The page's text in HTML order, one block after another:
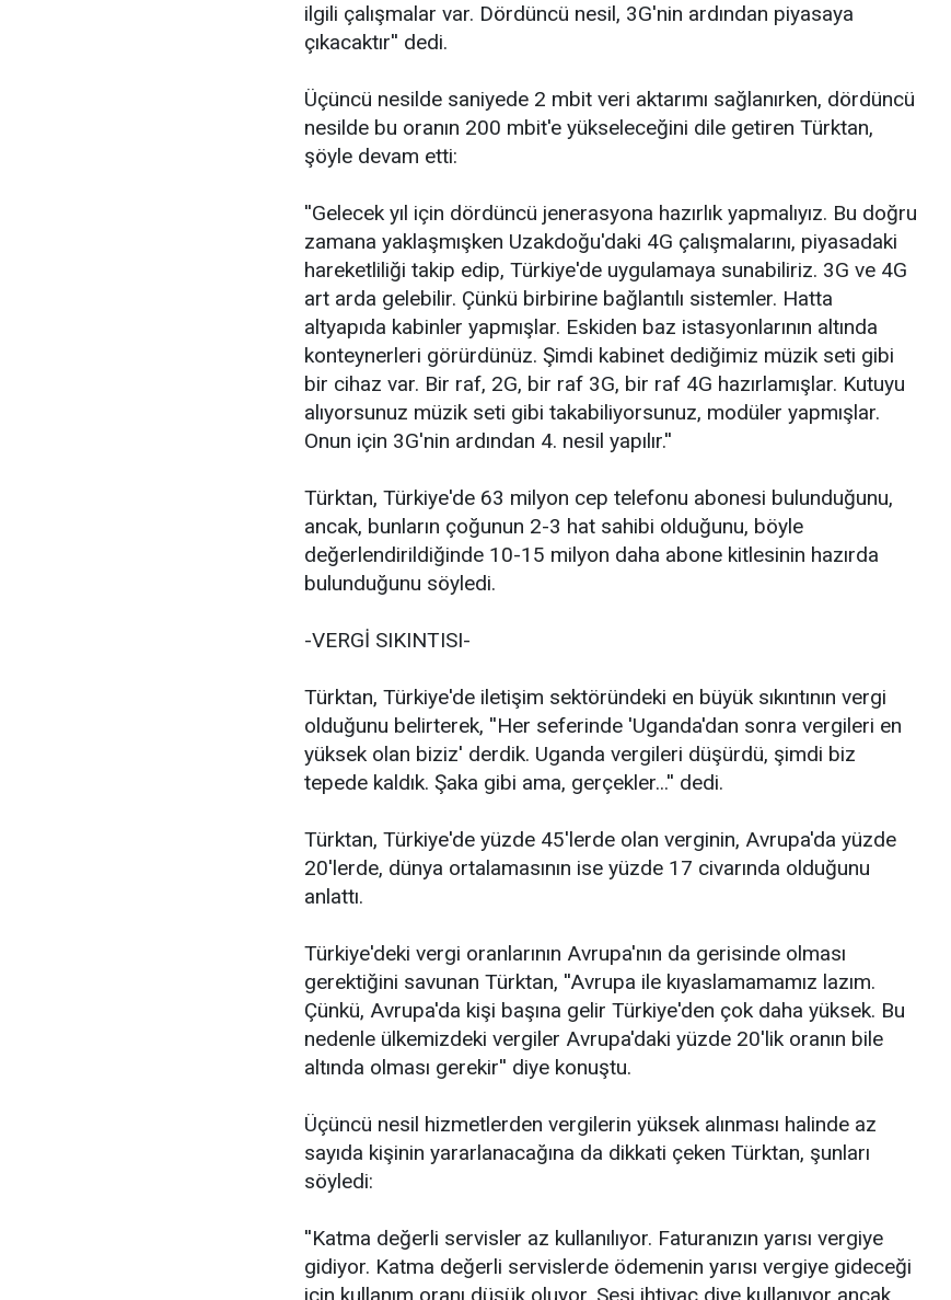
ilgili çalışmalar var. Dördüncü nesil, 3G'nin ardından piyasaya
çıkacaktır'' dedi.
Üçüncü nesilde saniyede 2 mbit veri aktarımı sağlanırken, dördüncü
nesilde bu oranın 200 mbit'e yükseleceğini dile getiren Türktan,
şöyle devam etti:
''Gelecek yıl için dördüncü jenerasyona hazırlık yapmalıyız. Bu doğru
zamana yaklaşmışken Uzakdoğu'daki 4G çalışmalarını, piyasadaki
hareketliliği takip edip, Türkiye'de uygulamaya sunabiliriz. 3G ve 4G
art arda gelebilir. Çünkü birbirine bağlantılı sistemler. Hatta
altyapıda kabinler yapmışlar. Eskiden baz istasyonlarının altında
konteynerleri görürdünüz. Şimdi kabinet dediğimiz müzik seti gibi
bir cihaz var. Bir raf, 2G, bir raf 3G, bir raf 4G hazırlamışlar. Kutuyu
alıyorsunuz müzik seti gibi takabiliyorsunuz, modüler yapmışlar.
Onun için 3G'nin ardından 4. nesil yapılır.''
Türktan, Türkiye'de 63 milyon cep telefonu abonesi bulunduğunu,
ancak, bunların çoğunun 2-3 hat sahibi olduğunu, böyle
değerlendirildiğinde 10-15 milyon daha abone kitlesinin hazırda
bulunduğunu söyledi.
-VERGİ SIKINTISI-
Türktan, Türkiye'de iletişim sektöründeki en büyük sıkıntının vergi
olduğunu belirterek, ''Her seferinde 'Uganda'dan sonra vergileri en
yüksek olan biziz' derdik. Uganda vergileri düşürdü, şimdi biz
tepede kaldık. Şaka gibi ama, gerçekler...'' dedi.
Türktan, Türkiye'de yüzde 45'lerde olan verginin, Avrupa'da yüzde
20'lerde, dünya ortalamasının ise yüzde 17 civarında olduğunu
anlattı.
Türkiye'deki vergi oranlarının Avrupa'nın da gerisinde olması
gerektiğini savunan Türktan, ''Avrupa ile kıyaslamamamız lazım.
Çünkü, Avrupa'da kişi başına gelir Türkiye'den çok daha yüksek. Bu
nedenle ülkemizdeki vergiler Avrupa'daki yüzde 20'lik oranın bile
altında olması gerekir'' diye konuştu.
Üçüncü nesil hizmetlerden vergilerin yüksek alınması halinde az
sayıda kişinin yararlanacağına da dikkati çeken Türktan, şunları
söyledi:
''Katma değerli servisler az kullanılıyor. Faturanızın yarısı vergiye
gidiyor. Katma değerli servislerde ödemenin yarısı vergiye gideceği